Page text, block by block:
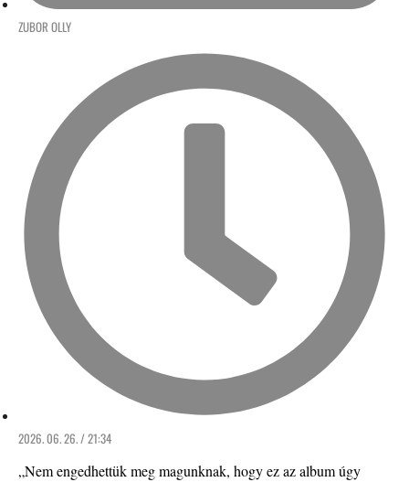
ZUBOR OLLY
2026. 06. 26. / 21:34
„Nem engedhettük meg magunknak, hogy ez az album úgy